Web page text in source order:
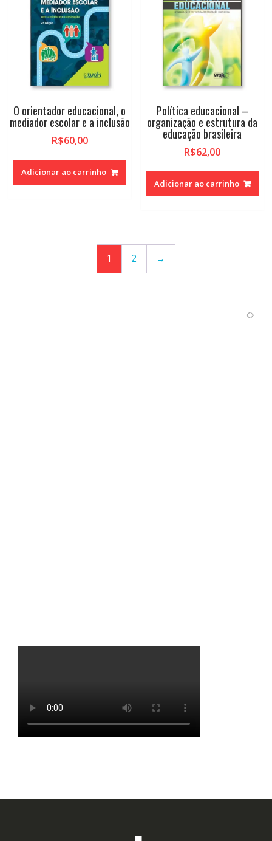
O orientador educacional, o
mediador escolar e a inclusão
R$60,00
Adicionar ao carrinho
Política educacional –
organização e estrutura da
educação brasileira
R$62,00
Adicionar ao carrinho
1 2 →